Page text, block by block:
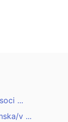
...
v ...